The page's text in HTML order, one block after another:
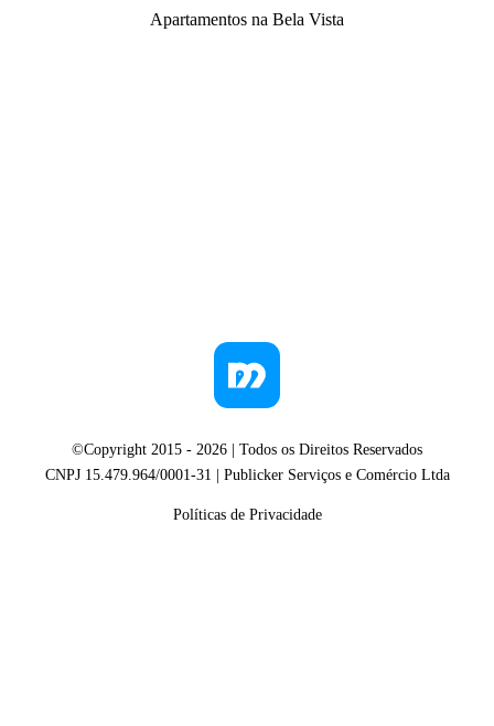
Apartamentos na Bela Vista
©Copyright 2015 - 2026 | Todos os Direitos Reservados
CNPJ 15.479.964/0001-31 | Publicker Serviços e Comércio Ltda
Políticas de Privacidade